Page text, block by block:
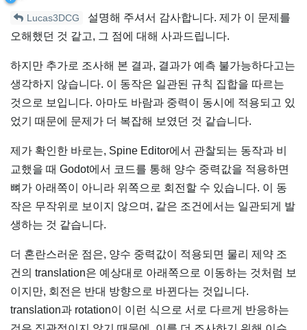
Lucas3DCG
설명해 주셔서 감사합니다. 제가 이 문제를
오해했던 것 같고, 그 점에 대해 사과드립니다.
하지만 추가로 조사해 본 결과, 결과가 예측 불가능하다고는
생각하지 않습니다. 이 동작은 일관된 규칙 집합을 따르는
것으로 보입니다. 아마도 바람과 중력이 동시에 적용되고 있
었기 때문에 문제가 더 복잡해 보였던 것 같습니다.
제가 확인한 바로는, Spine Editor에서 관찰되는 동작과 비
교했을 때 Godot에서 코드를 통해 양수 중력값을 적용하면
뼈가 아래쪽이 아니라 위쪽으로 회전할 수 있습니다. 이 동
작은 무작위로 보이지 않으며, 같은 조건에서는 일관되게 발
생하는 것 같습니다.
더 혼란스러운 점은, 양수 중력값이 적용되면 물리 제약 조
건의 translation은 예상대로 아래쪽으로 이동하는 것처럼 보
이지만, 회전은 반대 방향으로 바뀐다는 것입니다.
translation과 rotation이 이런 식으로 서로 다르게 반응하는